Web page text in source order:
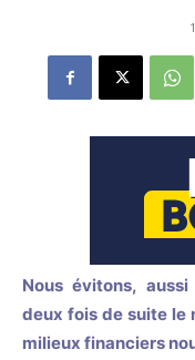
Nous évitons,
deux fois de suite le
milieux financiers